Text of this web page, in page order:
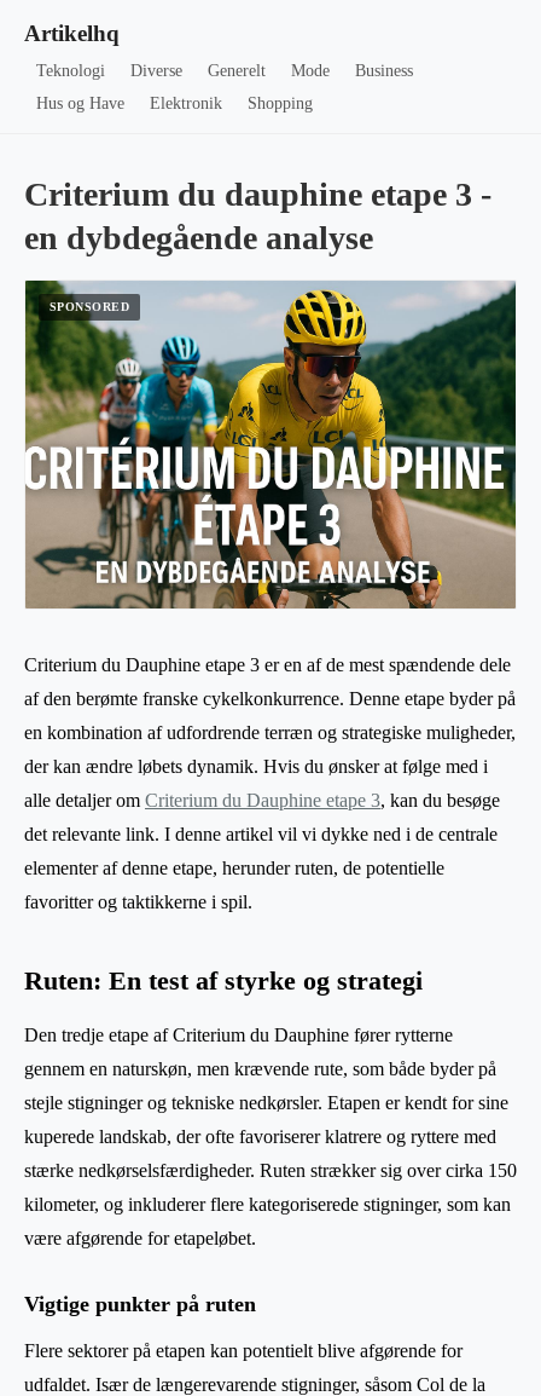
Artikelhq
Teknologi Diverse Generelt Mode
Business
Hus og Have
Elektronik Shopping
Criterium du dauphine etape 3 -
en dybdegående analyse
Criterium du Dauphine etape 3 er en af de mest spændende dele
af den berømte franske cykelkonkurrence. Denne etape byder på
en kombination af udfordrende terræn og strategiske muligheder,
der kan ændre løbets dynamik. Hvis du ønsker at følge med i
alle detaljer om Criterium du Dauphine etape 3, kan du besøge
det relevante link. I denne artikel vil vi dykke ned i de centrale
elementer af denne etape, herunder ruten, de potentielle
favoritter og taktikkerne i spil.
Ruten: En test af styrke og strategi
Den tredje etape af Criterium du Dauphine fører rytterne
gennem en naturskøn, men krævende rute, som både byder på
stejle stigninger og tekniske nedkørsler. Etapen er kendt for sine
kuperede landskab, der ofte favoriserer klatrere og ryttere med
stærke nedkørselsfærdigheder. Ruten strækker sig over cirka 150
kilometer, og inkluderer flere kategoriserede stigninger, som kan
være afgørende for etapeløbet.
Vigtige punkter på ruten
Flere sektorer på etapen kan potentielt blive afgørende for
udfaldet. Især de længerevarende stigninger, såsom Col de la